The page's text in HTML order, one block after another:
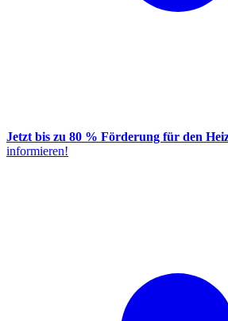
Jetzt bis zu 80 % Förderung für den
informieren!